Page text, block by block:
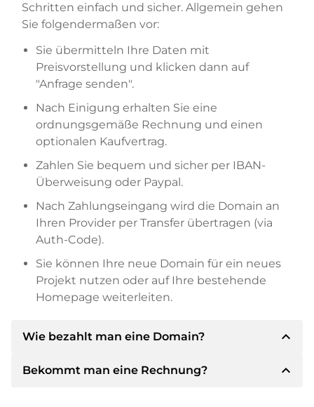
Schritten einfach und sicher. Allgemein gehen
Sie folgendermaßen vor:
Sie übermitteln Ihre Daten mit
Preisvorstellung und klicken dann auf
"Anfrage senden".
Nach Einigung erhalten Sie eine
ordnungsgemäße Rechnung und einen
optionalen Kaufvertrag.
Zahlen Sie bequem und sicher per IBAN-
Überweisung oder Paypal.
Nach Zahlungseingang wird die Domain an
Ihren Provider per Transfer übertragen (via
Auth-Code).
Sie können Ihre neue Domain für ein neues
Projekt nutzen oder auf Ihre bestehende
Homepage weiterleiten.
Wie bezahlt man eine Domain? expand_less
Nach einer Einigung wird der Inhaber Ihnen die
Bekommt man eine Rechnung? expand_less